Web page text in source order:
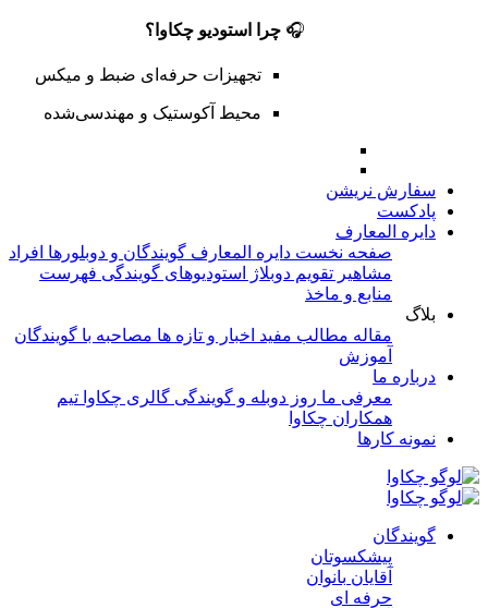
🎧 چرا استودیو چکاوا؟
تجهیزات حرفه‌ای ضبط و میکس
محیط آکوستیک و مهندسی‌شده
سفارش نریشن
پادکست
دایره المعارف
صفحه نخست دایره المعارف گویندگان و دوبلورها افراد
مشاهیر تقویم دوبلاژ استودیوهای گویندگی فهرست
منابع و ماخذ
بلاگ
مقاله مطالب مفید اخبار و تازه ها مصاحبه با گویندگان
آموزش
درباره ما
معرفی ما روز دوبله و گویندگی گالری چکاوا تیم
همکاران چکاوا
نمونه کارها
گویندگان
پیشکسوتان
آقایان بانوان
حرفه ای